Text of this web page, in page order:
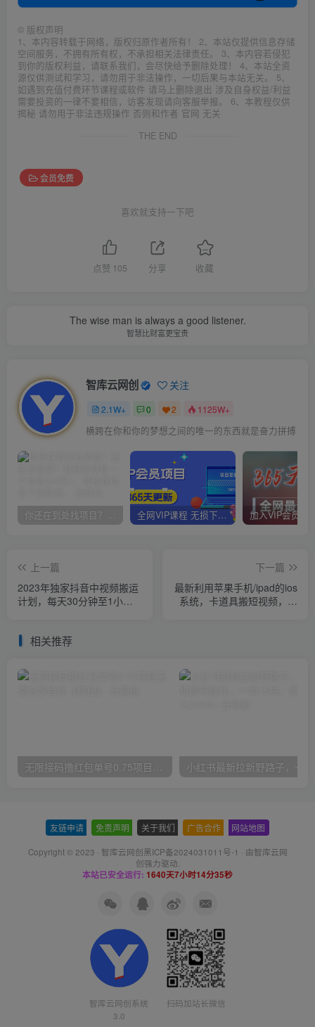
© 版权声明
1、本内容转载于网络，版权归原作者所有！ 2、本站仅提供信息存储
空间服务，不拥有所有权，不承担相关法律责任。 3、本内容若侵犯
到你的版权利益，请联系我们，会尽快给予删除处理！ 4、本站全资
源仅供测试和学习，请勿用于非法操作，一切后果与本站无关。 5、
如遇到充值付费环节课程或软件 请马上删除退出 涉及自身权益/利益
需要投资的一律不要相信，访客发现请向客服举报。 6、本教程仅供
揭秘 请勿用于非法违规操作 否则和作者 官网 无关
THE END
会员免费
喜欢就支持一下吧
点赞 105 分享 收藏
The wise man is always a good listener.
智慧比财富更宝贵
智库云网创 关注
2.1W+ 0 2 1125W+
横跨在你和你的梦想之间的唯一的东西就是奋力拼搏
你还在到处找项目？还在当韭菜？我靠卖项目一个月收入5万+，曾经我也是个失败者。 全网VIP课程 无损下载~
上一篇
2023年独家抖音中视频搬运
计划，每天30分钟至1小时
下一篇
最新利用苹果手机/ipad的ios
系统，卡道具搬短视频，百
相关推荐
无限接码撸红包单号0.75项目无偿分享给你【揭秘】
友链申请 免责声明 关于我们 广告合作 网站地图
Copyright © 2023 · 智库云网创黑ICP备2024031011号-1 · 由智库云网
创强力驱动.
本站已安全运行: 1640天7小时14分36秒
智库云网创系统
3.0
扫码加站长微信